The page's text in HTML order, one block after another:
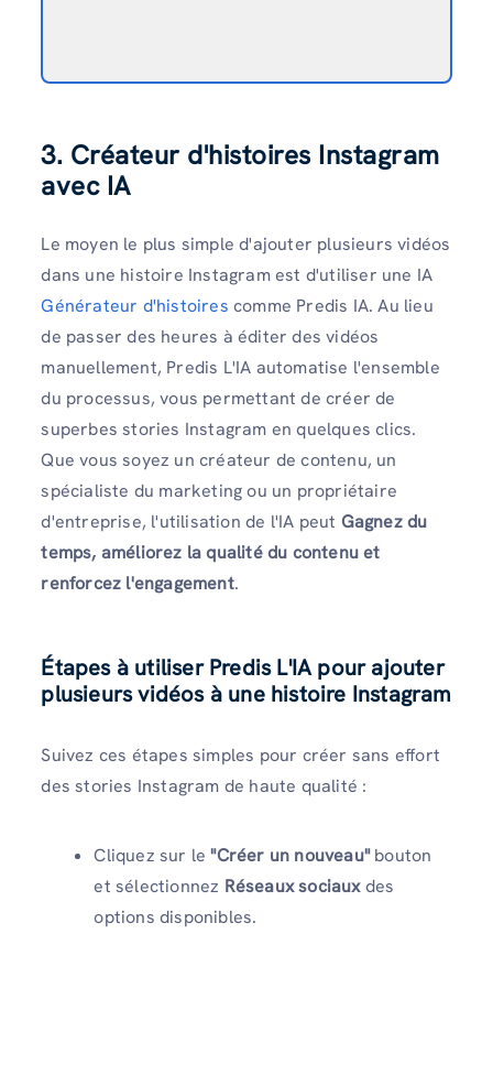
3. Créateur d'histoires Instagram
avec IA
Le moyen le plus simple d'ajouter plusieurs vidéos
dans une histoire Instagram est d'utiliser une IA
Générateur d'histoires comme Predis IA. Au lieu
de passer des heures à éditer des vidéos
manuellement, Predis L'IA automatise l'ensemble
du processus, vous permettant de créer de
superbes stories Instagram en quelques clics.
Que vous soyez un créateur de contenu, un
spécialiste du marketing ou un propriétaire
d'entreprise, l'utilisation de l'IA peut Gagnez du
temps, améliorez la qualité du contenu et
renforcez l'engagement.
Étapes à utiliser Predis L'IA pour ajouter
plusieurs vidéos à une histoire Instagram
Suivez ces étapes simples pour créer sans effort
des stories Instagram de haute qualité :
Cliquez sur le"Créer un nouveau"bouton
et sélectionnez Réseaux sociauxdes
options disponibles.